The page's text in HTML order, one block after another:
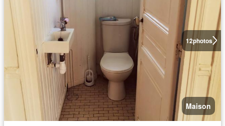
12photos
Maison